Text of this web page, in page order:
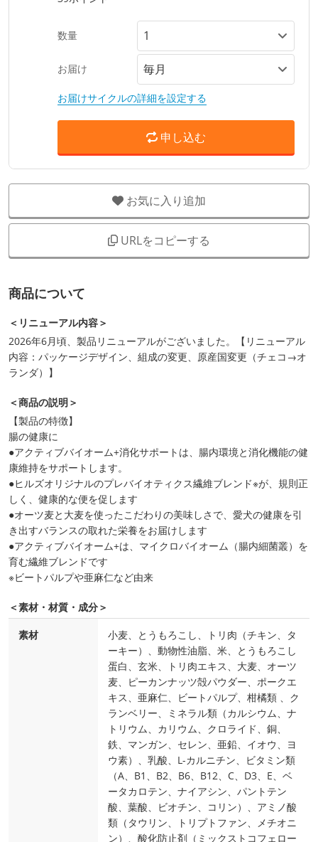
数量
お届け
お届けサイクルの詳細を設定する
申し込む
お気に入り追加
URLをコピーする
商品について
＜リニューアル内容＞
2026年6月頃、製品リニューアルがございました。【リニューアル
内容：パッケージデザイン、組成の変更、原産国変更（チェコ→オ
ランダ）】
＜商品の説明＞
【製品の特徴】
腸の健康に
●アクティブバイオーム+消化サポートは、腸内環境と消化機能の健
康維持をサポートします。
●ヒルズオリジナルのプレバイオティクス繊維ブレンド※が、規則正
しく、健康的な便を促します
●オーツ麦と大麦を使ったこだわりの美味しさで、愛犬の健康を引
き出すバランスの取れた栄養をお届けします
●アクティブバイオーム+は、マイクロバイオーム（腸内細菌叢）を
育む繊維ブレンドです
※ビートパルプや亜麻仁など由来
＜素材・材質・成分＞
素材
小麦、とうもろこし、トリ肉（チキン、タ
ーキー）、動物性油脂、米、とうもろこし
蛋白、玄米、トリ肉エキス、大麦、オーツ
麦、ピーカンナッツ殻パウダー、ポークエ
キス、亜麻仁、ビートパルプ、柑橘類 、ク
ランベリー、ミネラル類（カルシウム、ナ
トリウム、カリウム、クロライド、銅、
鉄、マンガン、セレン、亜鉛、イオウ、ヨ
ウ素）、乳酸、L-カルニチン、ビタミン類
（A、B1、B2、B6、B12、C、D3、E、ベ
ータカロテン、ナイアシン、パントテン
酸、葉酸、ビオチン、コリン）、アミノ酸
類（タウリン、トリプトファン、メチオニ
ン）、酸化防止剤（ミックストコフェロー